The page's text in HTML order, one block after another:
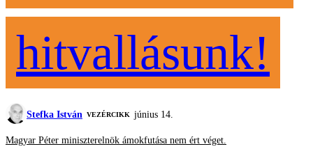
hitvallásunk!
Stefka István VEZÉRCIKK június 14.
Magyar Péter miniszterelnök ámokfutása nem ért véget.